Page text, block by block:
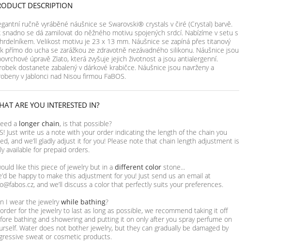
DESCRIPTION
ručně vyráběné náušnice se Swarovski® crystals v čiré (Crystal) barvě.
snadno se dá zamilovat do něžného motivu spojených srdcí. Nabízíme v setu s
Velikost motivu je 23 x 13 mm. Náušnice se zapíná přes titanový
přímo do ucha se zarážkou ze zdravotně nezávadného silikonu. Náušnice jsou
úpravě Zlato, která zvyšuje jejich životnost a jsou antialergenní.
dostanete zabalený v dárkové krabičce. Náušnice jsou navrženy a
v Jablonci nad Nisou firmou FaBOS.
ARE YOU INTERESTED IN?
a longer chain, is that possible?
Just write us a note with your order indicating the length of the chain you
and we’ll gladly adjust it for you! Please note that chain length adjustment is
available for prepaid orders.
like this piece of jewelry but in a different color stone...
be happy to make this adjustment for you! Just send us an email at
and we’ll discuss a color that perfectly suits your preferences.
I wear the jewelrywhile bathing?
for the jewelry to last as long as possible, we recommend taking it off
bathing and showering and putting it on only after you spray perfume on
Water does not bother jewelry, but they can gradually be damaged by
sweat or cosmetic products.